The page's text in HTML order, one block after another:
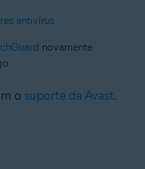
antivírus
novamente
o suporte da Avast.